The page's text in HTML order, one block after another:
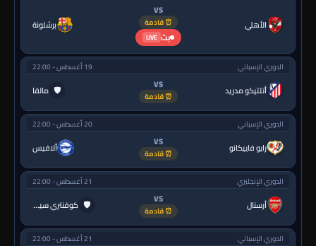
الأهلي
VS
⏰ قادمة
بث LIVE
برشلونة
الدوري الإسباني 19 أغسطس - 22:00
أتلتيكو مدريد VS
⏰ قادمة مالقا 🛡
الدوري الإسباني 20 أغسطس - 22:00
رايو فاييكانو VS
⏰ قادمة ألافيس
الدوري الإنجليزي 21 أغسطس - 22:00
أرسنال VS
⏰ قادمة كوفنتري سيتي 🛡
الدوري الإسباني 21 أغسطس - 22:00